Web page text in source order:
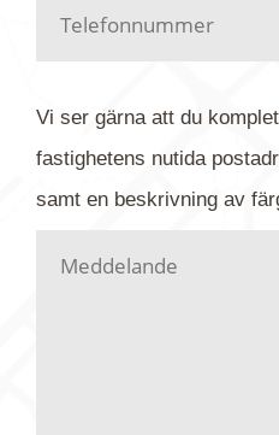
Har du kanske en urblekt
gärna av tavlan och
din förfrågan till oss.
kontaktar dig så fort vi
Vi ser gärna att du
fastighetens nutida
samt en beskrivning av